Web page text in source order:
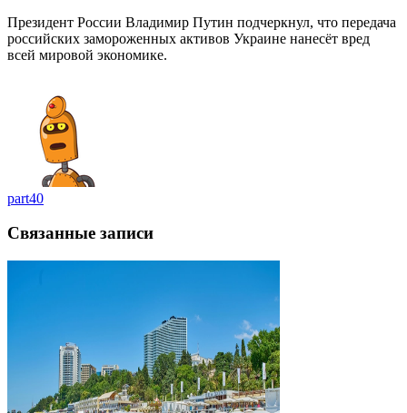
Президент России Владимир Путин подчеркнул, что передача
российских замороженных активов Украине нанесёт вред
всей мировой экономике.
part40
Связанные записи